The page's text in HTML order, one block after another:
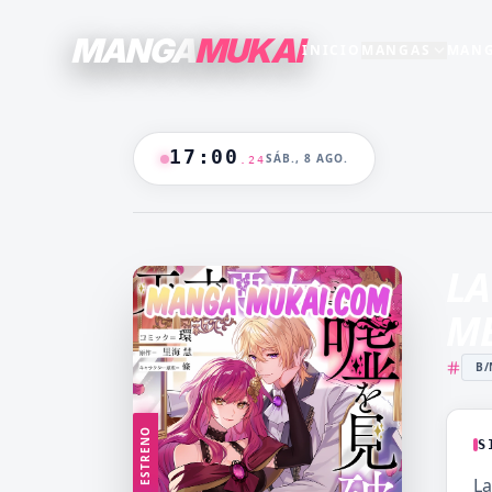
MANGAMUKAIINICIO
TODO EL CATALOGO
BLANCO & NEGRO
CATALOGO
ANIME
FANTASÍA
HENTAI
MADRASTRA MADRE
MANGA AKARI
YAKUIN
MANGA PARA
ADULTOS
17 : 00 25 SÁB., 8 AGO.
ESTRENO
B/